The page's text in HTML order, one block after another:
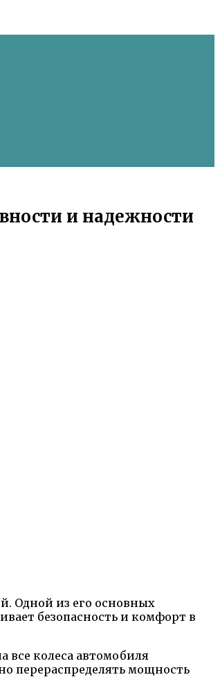
и надежности
Одной из его основных
безопасность и комфорт в
все колеса автомобиля
перераспределять мощность